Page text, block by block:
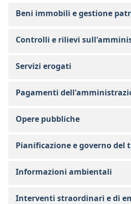
Beni immobili e gestione
Controlli e rilievi
Servizi erogati
Pagamenti
Opere pubbliche
Pianificazione e governo del
Informazioni ambientali
Interventi straordinari e di